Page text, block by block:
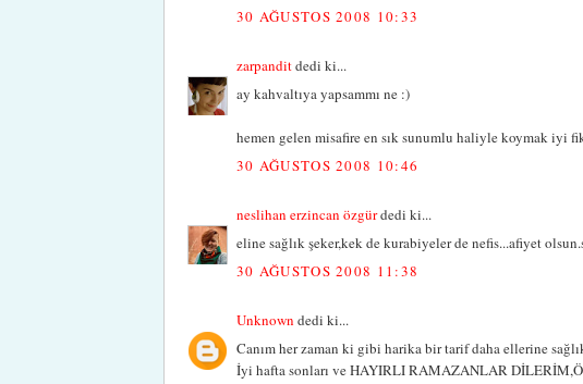
30 AĞUSTOS 2008 10:33
zarpanditdedi ki...
ay kahvaltıya yapsammı ne :)
hemen gelen misafire en sık sunumlu haliyle koymak iyi
30 AĞUSTOS 2008 10:46
neslihan erzincan özgürdedi ki...
eline sağlık şeker,kek de kurabiyeler de nefis...afiyet
30 AĞUSTOS 2008 11:38
Unknown dedi ki...
Canım her zaman ki gibi harika bir tarif daha ellerine
İyi hafta sonları ve HAYIRLI RAMAZANLAR